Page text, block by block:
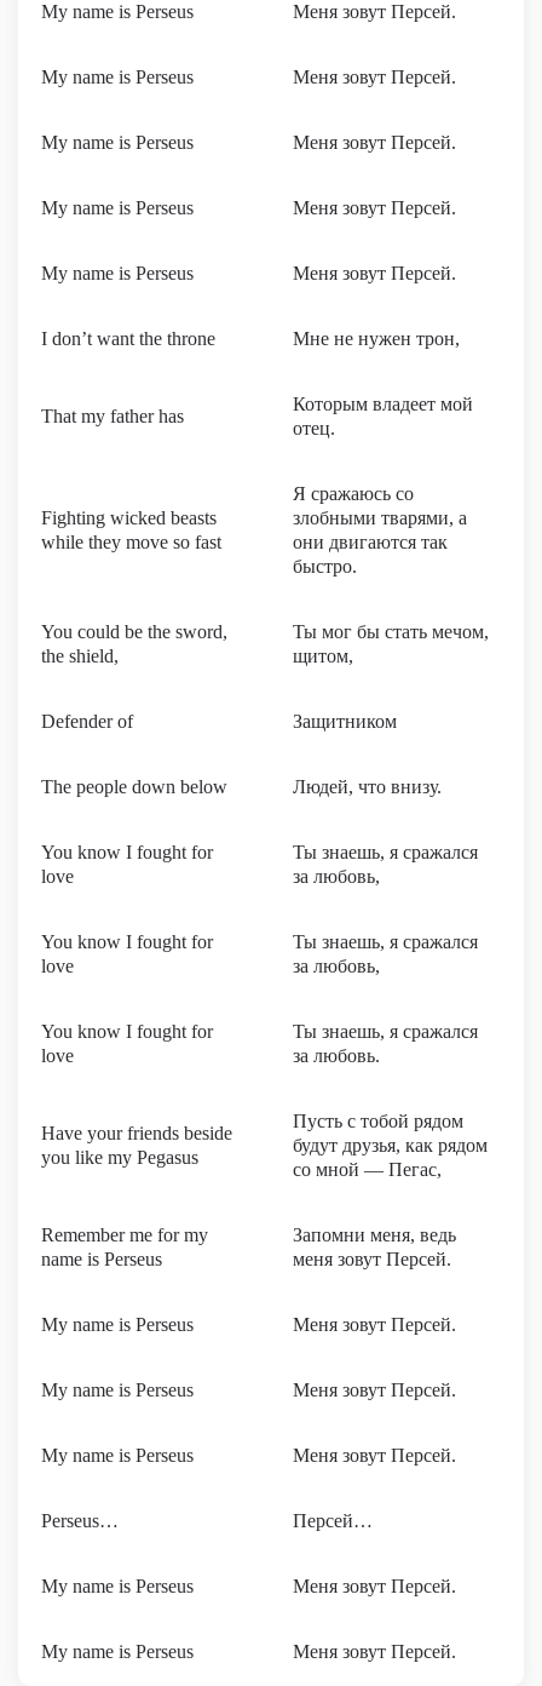
My name is Perseus Меня зовут Персей.
My name is Perseus Меня зовут Персей.
My name is Perseus Меня зовут Персей.
My name is Perseus Меня зовут Персей.
My name is Perseus Меня зовут Персей.
I don’t want the throne Мне не нужен трон,
That my father has
Которым владеет мой
отец.
Fighting wicked beasts
while they move so fast
Я сражаюсь со
злобными тварями, а
они двигаются так
быстро.
You could be the sword,
the shield,
Ты мог бы стать мечом,
щитом,
Defender of Защитником
The people down below Людей, что внизу.
You know I fought for
love
Ты знаешь, я сражался
за любовь,
You know I fought for
love
Ты знаешь, я сражался
за любовь,
You know I fought for
love
Ты знаешь, я сражался
за любовь.
Have your friends beside
you like my Pegasus
Пусть с тобой рядом
будут друзья, как рядом
со мной — Пегас,
Remember me for my
name is Perseus
Запомни меня, ведь
меня зовут Персей.
My name is Perseus Меня зовут Персей.
My name is Perseus Меня зовут Персей.
My name is Perseus Меня зовут Персей.
Perseus… Персей…
My name is Perseus Меня зовут Персей.
My name is Perseus Меня зовут Персей.